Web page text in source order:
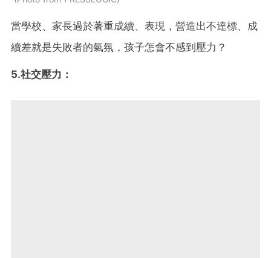
當學校、家長過於著重成續、表現，營造出不達標、成
續差就是失敗者的氣氛，孩子怎會不感到壓力？
5.社交壓力：